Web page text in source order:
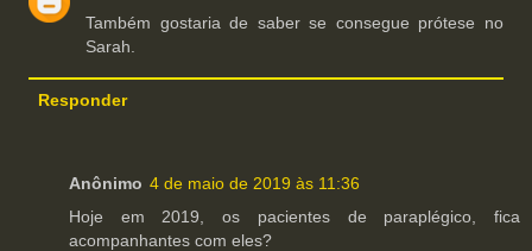
Também gostaria de saber se consegue prótese no
Sarah.
Responder
Anônimo 4 de maio de 2019 às 11:36
Hoje em 2019, os pacientes de paraplégico, fica
acompanhantes com eles?